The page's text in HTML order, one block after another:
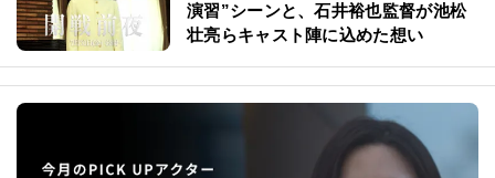
演習”シーンと、石井裕也監督が池松
壮亮らキャスト陣に込めた想い